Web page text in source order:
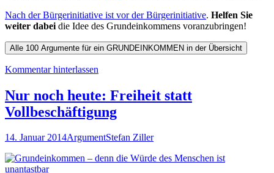
Nach der Bürgerinitiative ist vor der Bürgerinitiative. Helfen Sie
weiter dabei die Idee des Grundeinkommens voranzubringen!
Kommentar hinterlassen
Nur noch heute: Freiheit statt
Vollbeschäftigung
14. Januar 2014ArgumentStefan Ziller